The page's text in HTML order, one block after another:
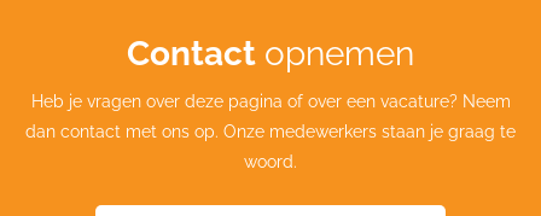
Contact opnemen
Heb je vragen over deze pagina of over een vacature? Neem
dan contact met ons op. Onze medewerkers staan je graag te
woord.